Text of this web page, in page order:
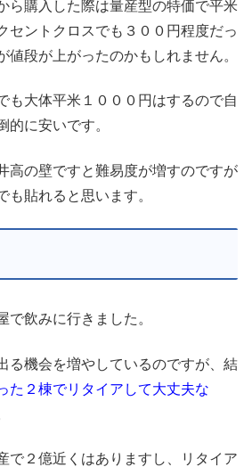
ら購入した際は量産型の特価で平米
セントクロスでも３００円程度だっ
値段が上がったのかもしれません。
も大体平米１０００円はするので自
的に安いです。
高の壁ですと難易度が増すのですが
も貼れると思います。
で飲みに行きました。
る機会を増やしているのですが、結
た２棟でリタイアして大丈夫な
で２億近くはありますし、リタイア